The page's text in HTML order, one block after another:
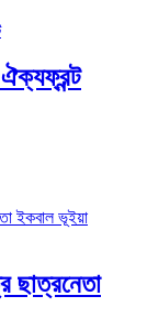
ছাত্রনেতা